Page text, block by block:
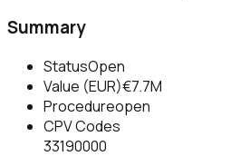
Summary
StatusOpen
Value (EUR)€7.7M
Procedureopen
CPV Codes
33190000